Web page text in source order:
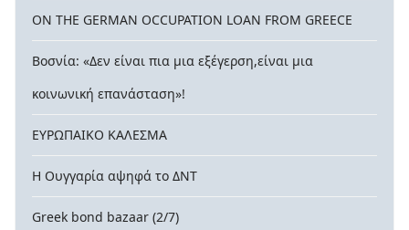
ON THE GERMAN OCCUPATION LOAN FROM GREECE
Βοσνία: «Δεν είναι πια μια εξέγερση,είναι μια
κοινωνική επανάσταση»!
ΕΥΡΩΠΑΙΚΟ ΚΑΛΕΣΜΑ
Η Ουγγαρία αψηφά το ΔΝΤ
Greek bond bazaar (2/7)